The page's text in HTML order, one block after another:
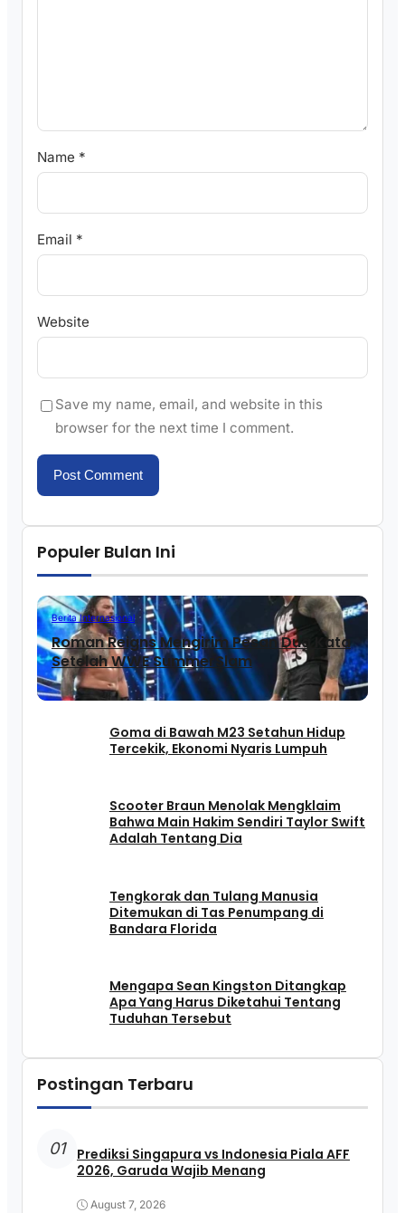
Name *
Email *
Website
Save my name, email, and website in this
browser for the next time I comment.
Populer Bulan Ini
Berita Internasional
Roman Reigns Mengirim Pesan Dua Kata
Setelah WWE SummerSlam
Goma di Bawah M23 Setahun Hidup
Tercekik, Ekonomi Nyaris Lumpuh
Scooter Braun Menolak Mengklaim
Bahwa Main Hakim Sendiri Taylor Swift
Adalah Tentang Dia
Tengkorak dan Tulang Manusia
Ditemukan di Tas Penumpang di
Bandara Florida
Mengapa Sean Kingston Ditangkap
Apa Yang Harus Diketahui Tentang
Tuduhan Tersebut
Postingan Terbaru
01
Prediksi Singapura vs Indonesia Piala AFF
2026, Garuda Wajib Menang
August 7, 2026